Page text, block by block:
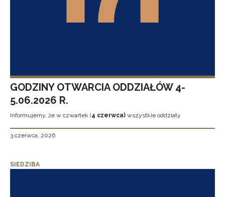
GODZINY OTWARCIA ODDZIAŁÓW 4-
5.06.2026 R.
Informujemy, że w czwartek (4 czerwca) wszystkie oddziały
3 czerwca, 2026
SIEDZIBA